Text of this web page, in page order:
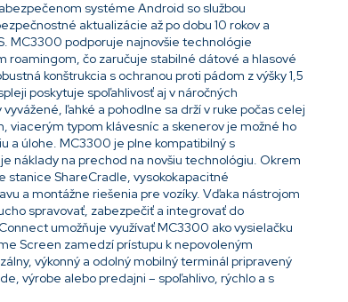
systéme Android so službou
aktualizácie až po dobu 10 rokov a
MC3300 podporuje najnovšie technológie
roamingom, čo zaručuje stabilné dátové a hlasové
konštrukcia s ochranou proti pádom z výšky 1,5
poskytuje spoľahlivosť aj v náročných
ľahké a pohodlne sa drží v ruke počas celej
viacerým typom klávesníc a skenerov je možné ho
a úlohe. MC3300 je plne kompatibilný s
náklady na prechod na novšiu technológiu. Okrem
stanice ShareCradle, vysokokapacitné
a montážne riešenia pre vozíky. Vďaka nástrojom
spravovať, zabezpečiť a integrovať do
umožňuje využívať MC3300 ako vysielačku
Screen zamedzí prístupu k nepovoleným
výkonný a odolný mobilný terminál pripravený
výrobe alebo predajni – spoľahlivo, rýchlo a s